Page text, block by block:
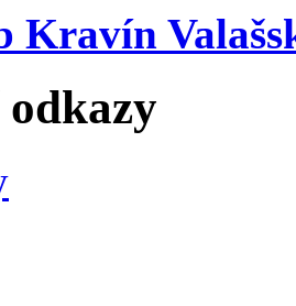
Kravín